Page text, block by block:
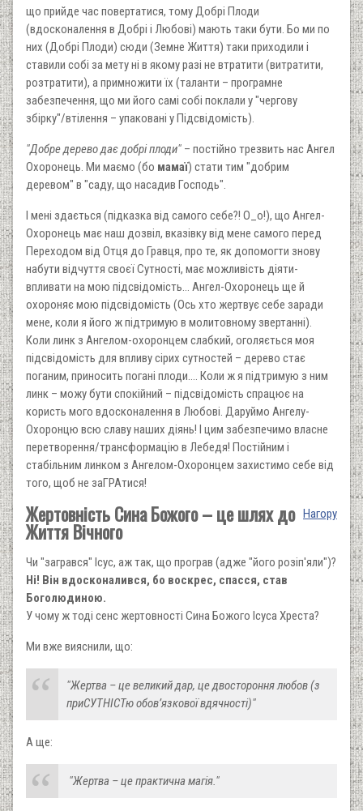
що прийде час повертатися, тому Добрі Плоди
(вдосконалення в Добрі і Любові) мають таки бути. Бо ми по
них (Добрі Плоди) сюди (Земне Життя) таки приходили і
ставили собі за мету ні в якому разі не втратити (витратити,
розтратити), а примножити їх (таланти – програмне
забезпечення, що ми його самі собі поклали у "чергову
збірку"/втілення – упаковані у Підсвідомість).
"Добре дерево дає добрі плоди" – постійно трезвить нас Ангел
Охоронець. Ми маємо (бо мамаї) стати тим "добрим
деревом" в "саду, що насадив Господь".
І мені здається (підказка від самого себе?! О_о!), що Ангел-
Охоронець має наш дозвіл, вказівку від мене самого перед
Переходом від Отця до Гравця, про те, як допомогти знову
набути відчуття своєї Сутності, має можливість діяти-
впливати на мою підсвідомість… Ангел-Охоронець ще й
охороняє мою підсвідомість (Ось хто жертвує себе заради
мене, коли я його ж підтримую в молитовному звертанні).
Коли линк з Ангелом-охоронцем слабкий, оголяється моя
підсвідомість для впливу сірих сутностей – дерево стає
поганим, приносить погані плоди…. Коли ж я підтримую з ним
линк – можу бути спокійний – підсвідомість спрацює на
користь мого вдосконалення в Любові. Даруймо Ангелу-
Охоронцю всю славу наших діянь! І цим забезпечимо власне
перетворення/трансформацію в Лебедя! Постійним і
стабільним линком з Ангелом-Охоронцем захистимо себе від
того, щоб не заГРАтися!
Нагору
Жертовність Сина Божого – це шлях до
Життя Вічного
Чи "загрався" Ісус, аж так, що програв (адже "його розіп'яли")?
Ні! Він вдосконалився, бо воскрес, спасся, став
Боголюдиною.
У чому ж тоді сенс жертовності Сина Божого Ісуса Хреста?
Ми вже вияснили, що:
"Жертва – це великий дар, це двостороння любов (з
приСУТНІСТю обов’язкової вдячності)"
А ще:
"Жертва – це практична магія."